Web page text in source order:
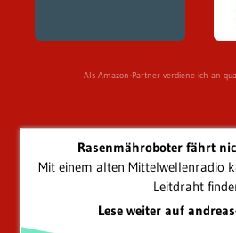
Als Amazon-Partner verdiene ich an
Rasenmähroboter fährt
Mit einem alten Mittelwellenradio
Leitdraht
Lese weiter auf